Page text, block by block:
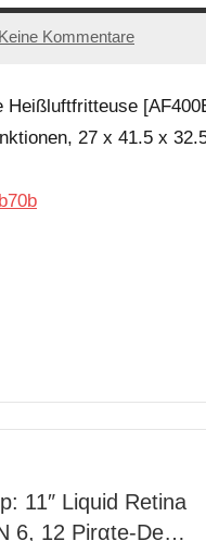
Keine Kommentare
Heißluftfritteuse
27 x 41.5 x
11″ Liquid Retina
6, 12 Pirαtе-Dе…